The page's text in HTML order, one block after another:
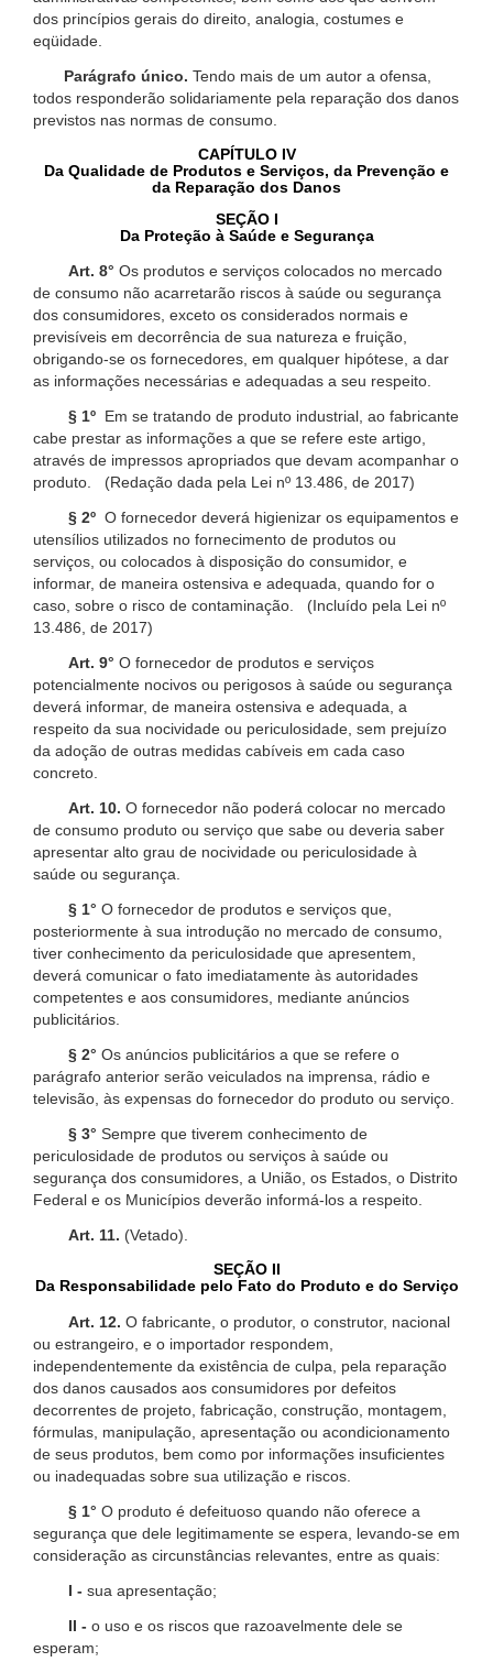
dos princípios gerais do direito, analogia, costumes e
eqüidade.
Parágrafo único. Tendo mais de um autor a ofensa,
todos responderão solidariamente pela reparação dos danos
previstos nas normas de consumo.
CAPÍTULO IV
Da Qualidade de Produtos e Serviços, da Prevenção e
da Reparação dos Danos
SEÇÃO I
Da Proteção à Saúde e Segurança
Art. 8° Os produtos e serviços colocados no mercado
de consumo não acarretarão riscos à saúde ou segurança
dos consumidores, exceto os considerados normais e
previsíveis em decorrência de sua natureza e fruição,
obrigando-se os fornecedores, em qualquer hipótese, a dar
as informações necessárias e adequadas a seu respeito.
§ 1º Em se tratando de produto industrial, ao fabricante
cabe prestar as informações a que se refere este artigo,
através de impressos apropriados que devam acompanhar o
produto. (Redação dada pela Lei nº 13.486, de 2017)
§ 2º O fornecedor deverá higienizar os equipamentos e
utensílios utilizados no fornecimento de produtos ou
serviços, ou colocados à disposição do consumidor, e
informar, de maneira ostensiva e adequada, quando for o
caso, sobre o risco de contaminação. (Incluído pela Lei nº
13.486, de 2017)
Art. 9° O fornecedor de produtos e serviços
potencialmente nocivos ou perigosos à saúde ou segurança
deverá informar, de maneira ostensiva e adequada, a
respeito da sua nocividade ou periculosidade, sem prejuízo
da adoção de outras medidas cabíveis em cada caso
concreto.
Art. 10. O fornecedor não poderá colocar no mercado
de consumo produto ou serviço que sabe ou deveria saber
apresentar alto grau de nocividade ou periculosidade à
saúde ou segurança.
§ 1° O fornecedor de produtos e serviços que,
posteriormente à sua introdução no mercado de consumo,
tiver conhecimento da periculosidade que apresentem,
deverá comunicar o fato imediatamente às autoridades
competentes e aos consumidores, mediante anúncios
publicitários.
§ 2° Os anúncios publicitários a que se refere o
parágrafo anterior serão veiculados na imprensa, rádio e
televisão, às expensas do fornecedor do produto ou serviço.
§ 3° Sempre que tiverem conhecimento de
periculosidade de produtos ou serviços à saúde ou
segurança dos consumidores, a União, os Estados, o Distrito
Federal e os Municípios deverão informá-los a respeito.
Art. 11. (Vetado).
SEÇÃO II
Da Responsabilidade pelo Fato do Produto e do Serviço
Art. 12. O fabricante, o produtor, o construtor, nacional
ou estrangeiro, e o importador respondem,
independentemente da existência de culpa, pela reparação
dos danos causados aos consumidores por defeitos
decorrentes de projeto, fabricação, construção, montagem,
fórmulas, manipulação, apresentação ou acondicionamento
de seus produtos, bem como por informações insuficientes
ou inadequadas sobre sua utilização e riscos.
§ 1° O produto é defeituoso quando não oferece a
segurança que dele legitimamente se espera, levando-se em
consideração as circunstâncias relevantes, entre as quais:
I - sua apresentação;
II - o uso e os riscos que razoavelmente dele se
esperam;